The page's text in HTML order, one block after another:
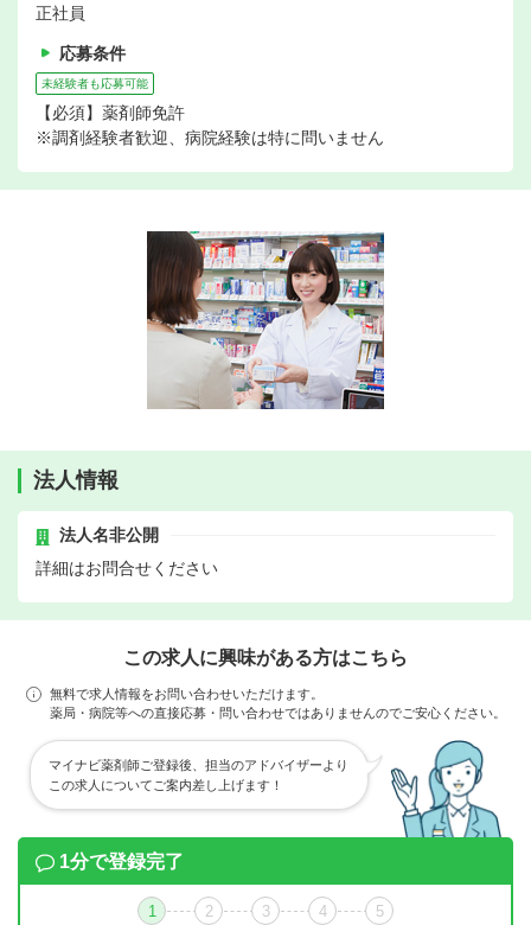
正社員
応募条件
未経験者も応募可能
【必須】薬剤師免許
※調剤経験者歓迎、病院経験は特に問いません
法人情報
法人名非公開
詳細はお問合せください
この求人に興味がある方はこちら
無料で求人情報をお問い合わせいただけます。
薬局・病院等への直接応募・問い合わせではありませんのでご安心ください。
マイナビ薬剤師ご登録後、担当のアドバイザーより
この求人についてご案内差し上げます！
1分で登録完了
1 2 3 4 5